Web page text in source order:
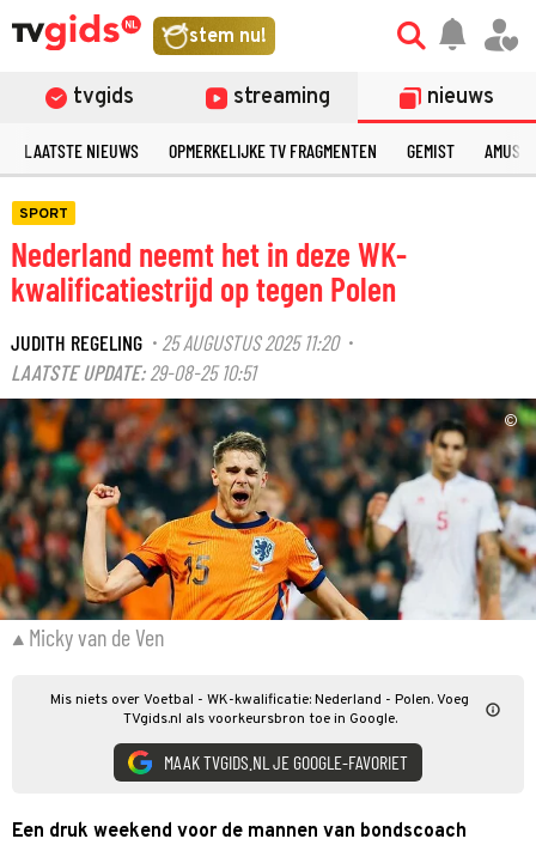
stem nu!
tvgids streaming nieuws
LAATSTE NIEUWS OPMERKELIJKE TV FRAGMENTEN GEMIST
SPORT
Nederland neemt het in deze WK-
kwalificatiestrijd op tegen Polen
JUDITH REGELING · 25 AUGUSTUS 2025 11:20·
LAATSTE UPDATE: 29-08-25 10:51
©
Micky van de Ven
Mis niets over Voetbal - WK-kwalificatie: Nederland - Polen. Voeg
TVgids.nl als voorkeursbron toe in Google.
MAAK TVGIDS.NL JE GOOGLE-FAVORIET
Een druk weekend voor de mannen van bondscoach